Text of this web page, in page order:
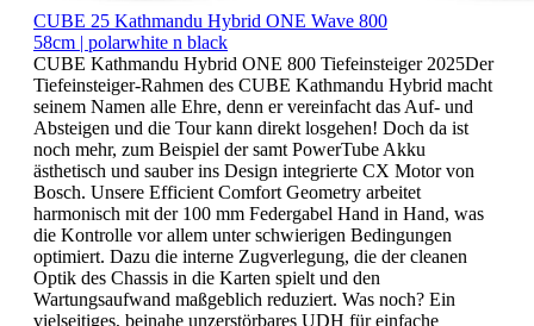
CUBE 25 Kathmandu Hybrid ONE Wave 800
58cm | polarwhite n black
CUBE Kathmandu Hybrid ONE 800 Tiefeinsteiger 2025Der
Tiefeinsteiger-Rahmen des CUBE Kathmandu Hybrid macht
seinem Namen alle Ehre, denn er vereinfacht das Auf- und
Absteigen und die Tour kann direkt losgehen! Doch da ist
noch mehr, zum Beispiel der samt PowerTube Akku
ästhetisch und sauber ins Design integrierte CX Motor von
Bosch. Unsere Efficient Comfort Geometry arbeitet
harmonisch mit der 100 mm Federgabel Hand in Hand, was
die Kontrolle vor allem unter schwierigen Bedingungen
optimiert. Dazu die interne Zugverlegung, die der cleanen
Optik des Chassis in die Karten spielt und den
Wartungsaufwand maßgeblich reduziert. Was noch? Ein
vielseitiges, beinahe unzerstörbares UDH für einfache